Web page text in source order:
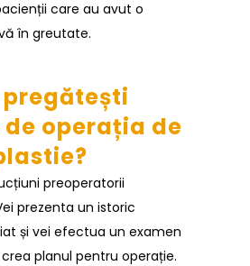
care au avut o
în greutate.
pregătești
operația de
preoperatorii
prezenta un istoric
și vei efectua un examen
planul pentru operație.